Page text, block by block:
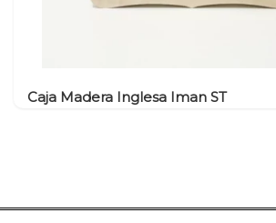
Caja Madera Inglesa Iman ST